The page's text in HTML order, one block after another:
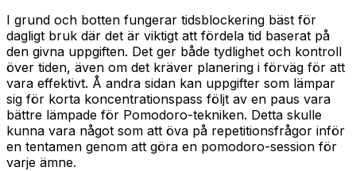
I grund och botten fungerar tidsblockering bäst för
dagligt bruk där det är viktigt att fördela tid baserat på
den givna uppgiften. Det ger både tydlighet och kontroll
över tiden, även om det kräver planering i förväg för att
vara effektivt. Å andra sidan kan uppgifter som lämpar
sig för korta koncentrationspass följt av en paus vara
bättre lämpade för Pomodoro-tekniken. Detta skulle
kunna vara något som att öva på repetitionsfrågor inför
en tentamen genom att göra en pomodoro-session för
varje ämne.